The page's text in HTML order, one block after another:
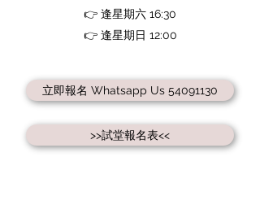
👉 逢星期六 16:30
👉 逢星期日 12:00
立即報名 Whatsapp Us 54091130
>>試堂報名表<<